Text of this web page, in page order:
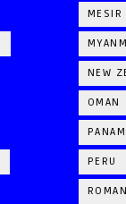
MESIR
NEW
OMAN
PERU